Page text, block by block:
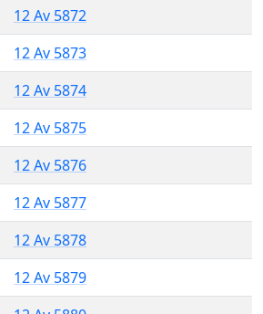
12 Av 5872
12 Av 5873
12 Av 5874
12 Av 5875
12 Av 5876
12 Av 5877
12 Av 5878
12 Av 5879